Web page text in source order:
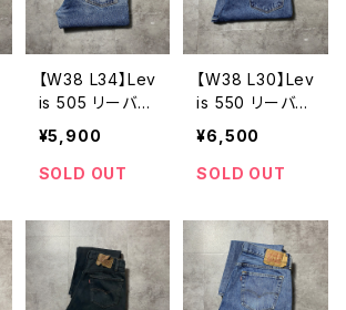
【W38 L34】Lev
is 505 リーバイ
ス ジッパーフ
ライ レギュラ
ーフィット メキ
パンツ ジーン
¥5,900
SOLD OUT
【W38 L30】Lev
is 550 リーバイ
ス ジッパーフ
ライ バギー
テーパード 濃
デニムパンツ
ジーンズ
¥6,500
SOLD OUT